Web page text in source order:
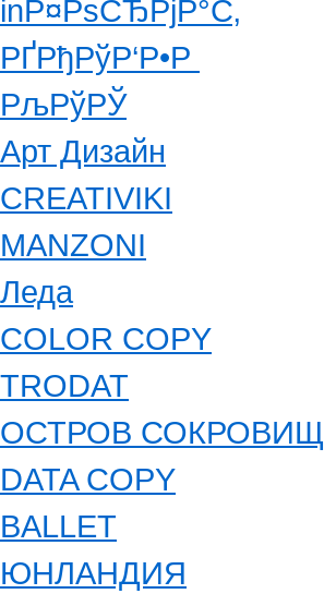
inР¤РѕСЂРјР°С‚
РҐРђРўР‘Р•Р
РљРўРЎ
Арт Дизайн
CREATIVIKI
MANZONI
Леда
COLOR COPY
TRODAT
ОСТРОВ СОКРОВИЩ
DATA COPY
BALLET
ЮНЛАНДИЯ